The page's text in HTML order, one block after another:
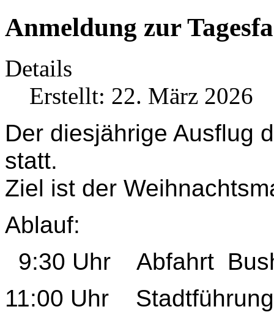
Anmeldung zur
Details
Erstellt: 22. März 2026
Der diesjährige Ausflug
statt.
Ziel ist der
Ablauf:
9:30 Uhr Abfahrt
11:00 Uhr